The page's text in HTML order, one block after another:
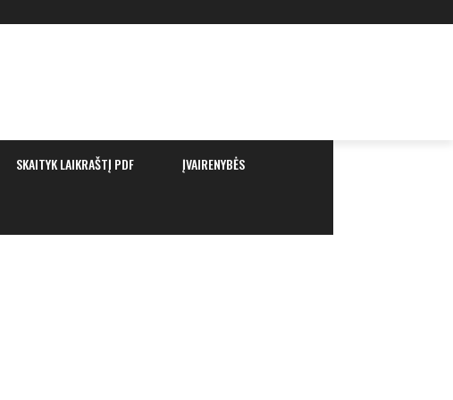
SKAITYK LAIKRAŠTĮ PDF ĮVAIRENYBĖS